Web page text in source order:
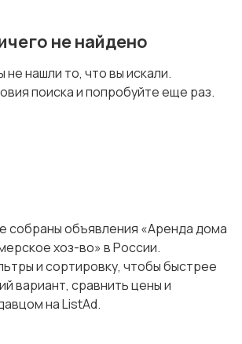
Продажа квартиры
не найдено
не нашли то, что вы искали.
поиска и попробуйте еще раз.
собраны объявления «Аренда дома
хоз-во» в России.
и сортировку, чтобы быстрее
вариант, сравнить цены и
на ListAd.